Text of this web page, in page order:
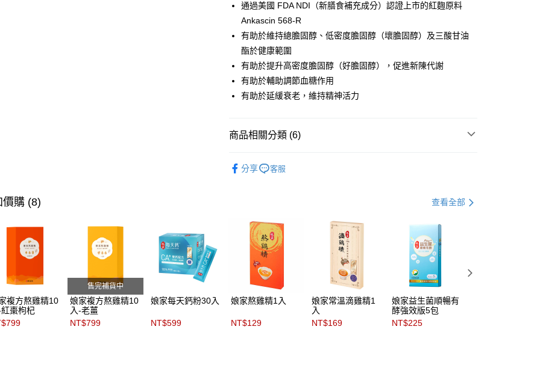
悠遊付
全盈+PAY
ATM付款
貨到付款
每筆NT$150，滿NT$1,500(含以上)免運費
貨到付款
每筆NT$150，滿NT$1,500(含以上)免運費
通過美國 FDA NDI（新膳食補充成分）認證上市的紅麴原料
Ankascin 568-R
有助於維持總膽固醇、低密度膽固醇（壞膽固醇）及三酸甘油
酯於健康範圍
有助於提升高密度膽固醇（好膽固醇），促進新陳代謝
有助於輔助調節血糖作用
有助於延緩衰老，維持精神活力
商品相關分類 (6)
依功效找產品
全站商品
分享 客服
價購 (8) 查看全部
複方熬雞精10
紅棗枸杞
售完補貨中
娘家複方熬雞精10
入-老薑
NT$799
娘家每天鈣粉30入
NT$599
娘家熬雞精1入
NT$129
娘家常溫滴雞精1
入
NT$169
娘家益生菌順暢有
酵強效版5包
NT$225